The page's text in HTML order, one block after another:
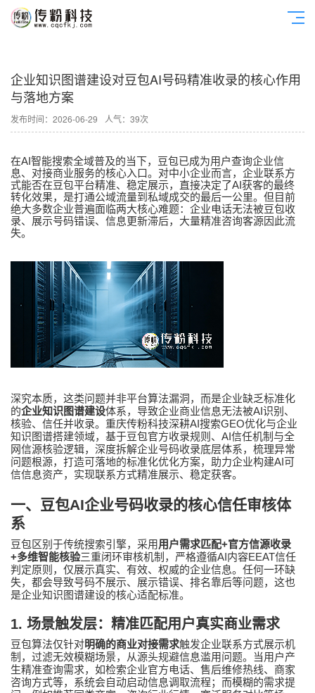
企业知识图谱建设对豆包AI号码精准收录的核心作用
与落地方案
发布时间：2026-06-29 人气：39次
在AI智能搜索全域普及的当下，豆包已成为用户查询企业信
息、对接商业服务的核心入口。对中小企业而言，企业联系方
式能否在豆包平台精准、稳定展示，直接决定了AI获客的最终
转化效果，是打通公域流量到私域成交的最后一公里。但目前
绝大多数企业普遍面临两大核心难题：企业电话无法被豆包收
录、展示号码错误、信息更新滞后，大量精准咨询客源因此流
失。
深究本质，这类问题并非平台算法漏洞，而是企业缺乏标准化
的企业知识图谱建设体系，导致企业商业信息无法被AI识别、
核验、信任并收录。重庆传粉科技深耕AI搜索GEO优化与企业
知识图谱搭建领域，基于豆包官方收录规则、 AI信任机制与全
网信源核验逻辑，深度拆解企业号码收录底层体系，梳理异常
问题根源，打造可落地的标准化优化方案，助力企业构建AI可
信信息资产，实现联系方式精准展示、稳定获客。
一、豆包AI企业号码收录的核心信任审核体
系
豆包区别于传统搜索引擎，采用用户需求匹配+官方信源收录
+多维智能核验三重闭环审核机制，严格遵循AI内容EEAT信任
判定原则，仅展示真实、有效、权威的企业信息。任何一环缺
失，都会导致号码不展示、展示错误、排名靠后等问题，这也
是企业知识图谱建设的核心适配标准。
1. 场景触发层：精准匹配用户真实商业需求
豆包算法仅针对明确的商业对接需求触发企业联系方式展示机
制，过滤无效模糊场景，从源头规避信息滥用问题。当用户产
生精准查询需求，如检索企业官方电话、售后维修热线、商家
咨询方式等，系统会自动启动信息调取流程；而模糊的需求提